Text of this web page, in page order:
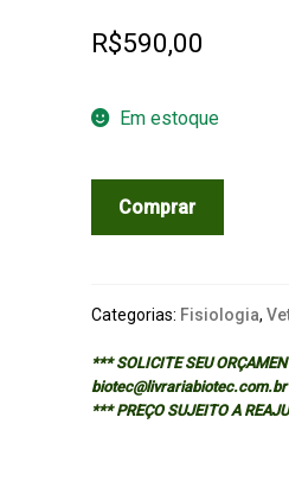
R$590,00
Em estoque
AND
-
5/ED
Comprar
Categorias: Fisiologia,
*** SOLICITE SEU
*** PREÇO SUJEITO A